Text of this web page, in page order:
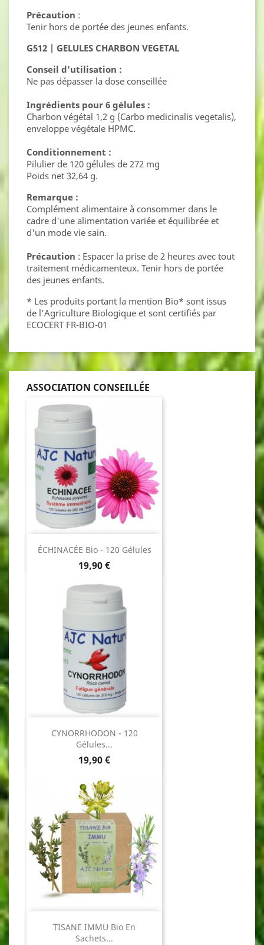
Précaution :
Tenir hors de portée des jeunes enfants.
G512 | GELULES CHARBON VEGETAL
Conseil d'utilisation :
Ne pas dépasser la dose conseillée
Ingrédients pour 6 gélules :
Charbon végétal 1,2 g (Carbo medicinalis vegetalis),
enveloppe végétale HPMC.
Conditionnement :
Pilulier de 120 gélules de 272 mg
Poids net 32,64 g.
Remarque :
Complément alimentaire à consommer dans le
cadre d'une alimentation variée et équilibrée et
d'un mode vie sain.
Précaution : Espacer la prise de 2 heures avec tout
traitement médicamenteux. Tenir hors de portée
des jeunes enfants.
* Les produits portant la mention Bio* sont issus
de l'Agriculture Biologique et sont certifiés par
ECOCERT FR-BIO-01
ASSOCIATION CONSEILLÉE
ÉCHINACÉE Bio - 120 Gélules
Prix
19,90 €
CYNORRHODON - 120
Gélules...
Prix
19,90 €
TISANE IMMU Bio En
Sachets...